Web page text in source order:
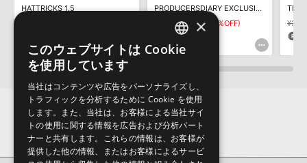
そのものをお使いいただくことはできません。また、デモソングを
構成する全てのサウンドが、サンプルパックに含まれていることを
ダウンロード製品という性質上、一切の返品・返金はお受け付け致
しかねます。
HATTRICKS 1.5
PRODUCERSDIARY EXCLUSIVES 2
¥3,608 ¥1,804(50%OFF)
90pt
THE
ENGLISH
×
このウェブサイトは Cookie
を使用しています
当社はコンテンツや広告をパーソナライズし、
トラフィックを分析するために Cookie を使用
します。また、当社は、お客様による当社サイ
トの使用に関する情報を広告および分析パート
ナーと共有します。これらの情報は、お客様が
提供した他の情報、またはお客様によるサービ